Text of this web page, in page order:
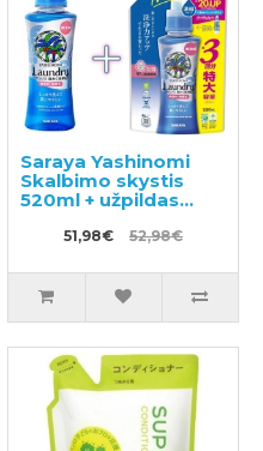
Saraya Yashinomi
Skalbimo skystis
520ml + užpildas
51,98€ 52,98€